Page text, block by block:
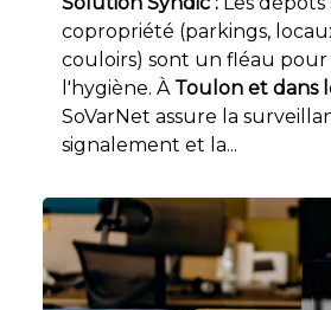
copropriété (parkings,
couloirs) sont un fléau
l'hygiène. À Toulon et dans
SoVarNet assure la
signalement et la...